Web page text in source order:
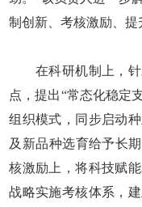
制创新、考核激励、提
在科研机制上，针
点，提出“常态化稳定
组织模式，同步启动
及新品种选育给予长
核激励上，将科技赋
战略实施考核体系，